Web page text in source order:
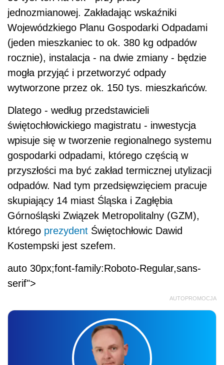
jednozmianowej. Zakładając wskaźniki
Wojewódzkiego Planu Gospodarki Odpadami
(jeden mieszkaniec to ok. 380 kg odpadów
rocznie), instalacja - na dwie zmiany - będzie
mogła przyjąć i przetworzyć odpady
wytworzone przez ok. 150 tys. mieszkańców.
Dlatego - według przedstawicieli
świętochłowickiego magistratu - inwestycja
wpisuje się w tworzenie regionalnego systemu
gospodarki odpadami, którego częścią w
przyszłości ma być zakład termicznej utylizacji
odpadów. Nad tym przedsięwzięciem pracuje
skupiający 14 miast Śląska i Zagłębia
Górnośląski Związek Metropolitalny (GZM),
którego prezydent Świętochłowic Dawid
Kostempski jest szefem.
auto 30px;font-family:Roboto-Regular,sans-
serif">
AUTOPROMOCJA